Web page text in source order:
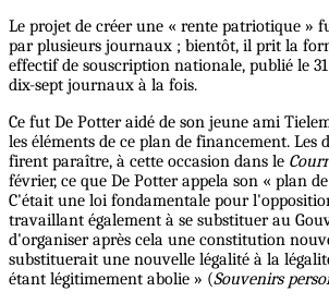
Le projet de créer une « rente patriotique »
par plusieurs journaux ; bientôt, il prit la
effectif de souscription nationale, publié le
dix-sept journaux à la fois.
Ce fut De Potter aidé de son jeune ami
les éléments de ce plan de financement. Les
firent paraître, à cette occasion dans le
février, ce que De Potter appela son « plan
C'était une loi fondamentale pour
travaillant également à se substituer au
d'organiser après cela une constitution
substituerait une nouvelle légalité à la
étant légitimement abolie » (Souvenirs